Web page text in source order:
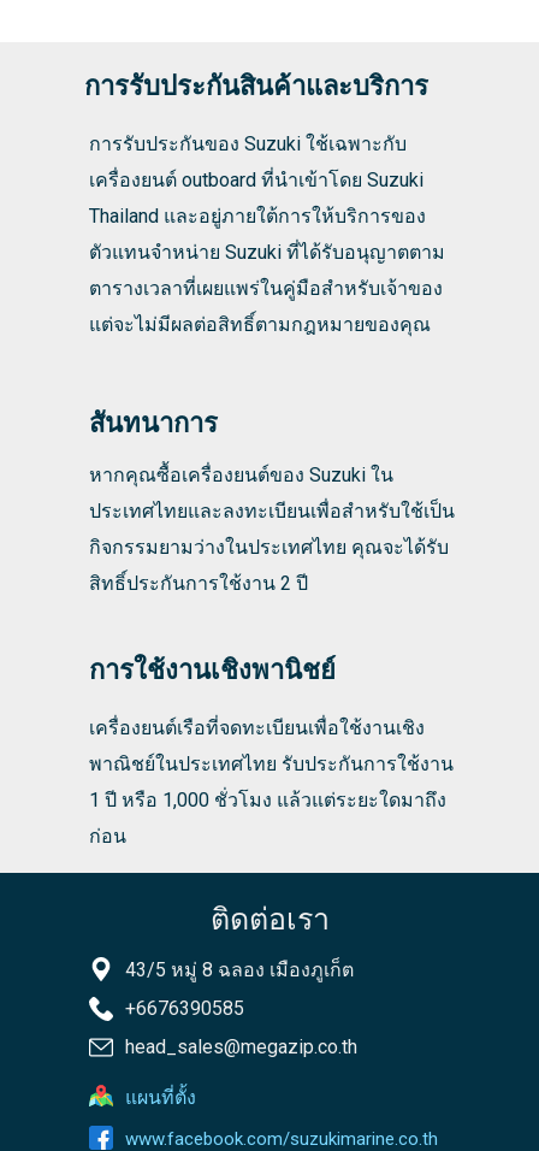
การรับประกันสินค้าและบริการ
หากคุณซื้อเครื่องยนต์ของ Suzuki ใน
ประเทศไทยและลงทะเบียนเพื่อสำหรับใช้เป็น
กิจกรรมยามว่างในประเทศไทย คุณจะได้รับ
สิทธิ์ประกันการใช้งาน 2 ปี
สันทนาการ
การใช้งานเชิงพานิชย์
เครื่องยนต์เรือที่จดทะเบียนเพื่อใช้งานเชิง
พาณิชย์ในประเทศไทย รับประกันการใช้งาน
1 ปี หรือ 1,000 ชั่วโมง แล้วแต่ระยะใดมาถึง
ก่อน
การรับประกันของ Suzuki ใช้เฉพาะกับ
เครื่องยนต์ outboard ที่นำเข้าโดย Suzuki
Thailand และอยู่ภายใต้การให้บริการของ
ตัวแทนจำหน่าย Suzuki ที่ได้รับอนุญาตตาม
ตารางเวลาที่เผยแพร่ในคู่มือสำหรับเจ้าของ
แต่จะไม่มีผลต่อสิทธิ์ตามกฎหมายของคุณ
ติดต่อเรา
43/5 หมู่ 8 ฉลอง เมืองภูเก็ต
+6676390585
head_sales@megazip.co.th
แผนที่ตั้ง
www.facebook.com/suzukimarine.co.th